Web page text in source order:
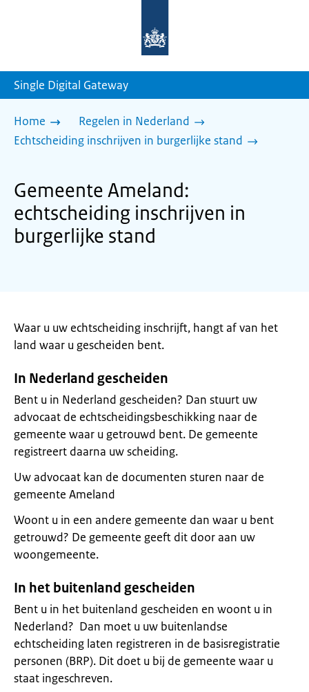
homepage
Single Digital Gateway
Home
Regelen in Nederland
Echtscheiding inschrijven in burgerlijke stand
Gemeente Ameland:
echtscheiding inschrijven in
burgerlijke stand
Waar u uw echtscheiding inschrijft, hangt af van het
land waar u gescheiden bent.
In Nederland gescheiden
Bent u in Nederland gescheiden? Dan stuurt uw
advocaat de echtscheidingsbeschikking naar de
gemeente waar u getrouwd bent. De gemeente
registreert daarna uw scheiding.
Uw advocaat kan de documenten sturen naar de
gemeente Ameland
Woont u in een andere gemeente dan waar u bent
getrouwd? De gemeente geeft dit door aan uw
woongemeente.
In het buitenland gescheiden
Bent u in het buitenland gescheiden en woont u in
Nederland? Dan moet u uw buitenlandse
echtscheiding laten registreren in de basisregistratie
personen (BRP). Dit doet u bij de gemeente waar u
staat ingeschreven.